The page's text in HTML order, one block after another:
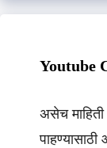
Youtube
असेच